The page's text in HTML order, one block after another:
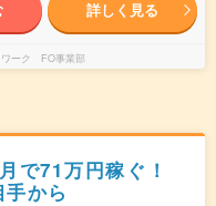
詳しく見る
ワーク FO事業部
で71万円稼ぐ！
から